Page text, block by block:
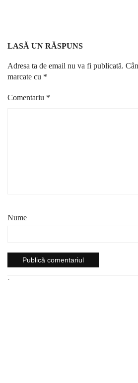
LASĂ UN RĂSPUNS
Adresa ta de email nu va fi publicată.
marcate cu *
Comentariu *
Nume
`